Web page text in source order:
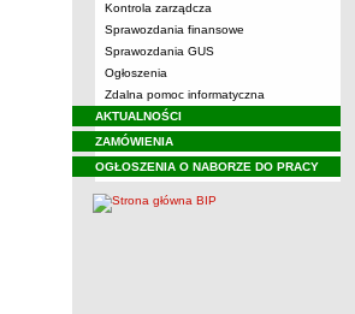
Kontrola zarządcza
Sprawozdania finansowe
Sprawozdania GUS
Ogłoszenia
Zdalna pomoc informatyczna
AKTUALNOŚCI
ZAMÓWIENIA
OGŁOSZENIA O NABORZE DO PRACY